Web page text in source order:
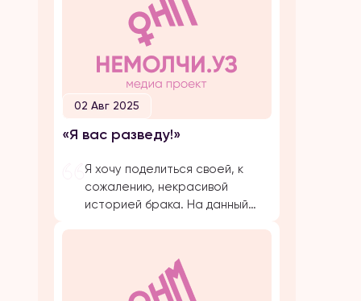
02 Авг 2025
«Я вас разведу!»
Я хочу поделиться своей, к
сожалению, некрасивой
историей брака. На данный
подвергаюсь публичной
травле, оскорблениям и
обвинениям в убийстве брата